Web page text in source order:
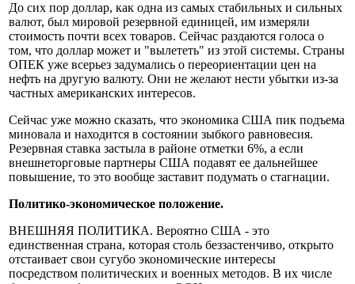
До сих пор доллар, как одна из самых стабильных и сильных
валют, был мировой резервной единицей, им измеряли
стоимость почти всех товаров. Сейчас раздаются голоса о
том, что доллар может и "вылететь" из этой системы. Страны
ОПЕК уже всерьез задумались о переориентации цен на
нефть на другую валюту. Они не желают нести убытки из-за
частных американских интересов.
Сейчас уже можно сказать, что экономика США пик подъема
миновала и находится в состоянии зыбкого равновесия.
Резервная ставка застыла в районе отметки 6%, а если
внешнеторговые партнеры США подавят ее дальнейшее
повышение, то это вообще заставит подумать о стагнации.
Политико-экономическое положение.
ВНЕШНЯЯ ПОЛИТИКА. Вероятно США - это
единственная страна, которая столь беззастенчиво, открыто
отстаивает свои сугубо экономические интересы
посредством политических и военных методов. В их числе